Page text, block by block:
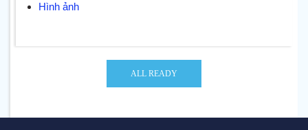
Hình ảnh